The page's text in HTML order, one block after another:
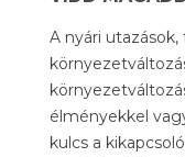
A nyári
élményekkel
kulcs a